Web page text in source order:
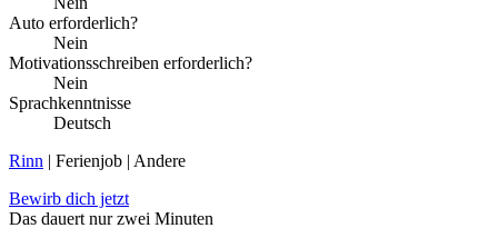
Auto erforderlich?
Nein
Motivationsschreiben erforderlich?
Nein
Sprachkenntnisse
Deutsch
Rinn | Ferienjob | Andere
Bewirb dich jetzt
Das dauert nur zwei Minuten